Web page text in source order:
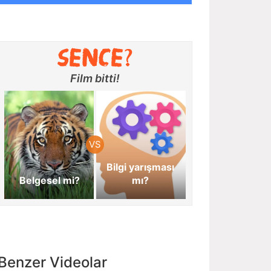
Film bitti!
Belgesel mi?
Bilgi yarışması
mı?
Videolar